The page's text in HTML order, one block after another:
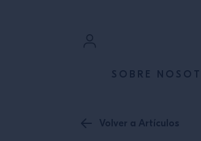
SOBRE
Volver a Artículos